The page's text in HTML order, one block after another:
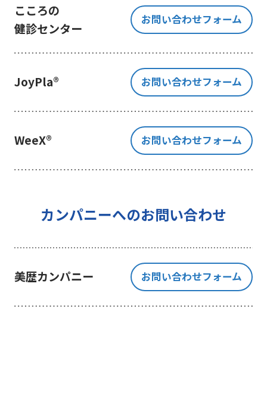
※Google LLC は日本の個人情報保
護法が適用される個人情報取扱事業
者と同等の体制を整備しています。
詳しくは、11.Google 拡張コンバ
ージョンの利用をご確認ください。
当社が管理する本フォームから取
得した情報とGoogle LLC が管理す
る当社Webサイト閲覧履歴等の情報
を紐づけ、お客様の興味関心に沿っ
た当社サービスに関する広告の配信
4 個人情報の外部委託について
個人情報の取扱いを一部、または全
部を委託する場合、十分な個人情報
の保護水準を満たしている者を選定
する基準を確立、選定し、管理監督
いたします。
こころの
健診センター
お問い合わせフォーム
JoyPla® お問い合わせフォーム
WeeX® お問い合わせフォーム
カンパニーへのお問い合わせ
美歴カンパニー お問い合わせフォーム